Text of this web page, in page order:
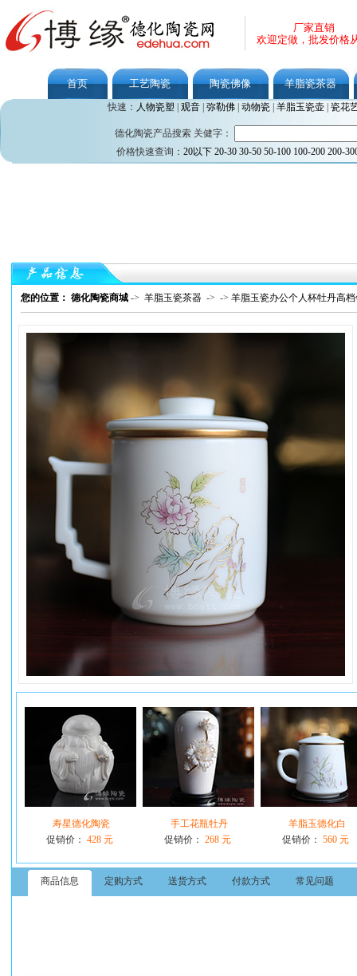
厂家直销
欢迎定做，批发价格
首页 工艺陶瓷 陶瓷佛像 羊脂瓷茶器
快速： 人物瓷塑 观音| 弥勒佛| 动物瓷| 羊脂玉瓷壶| 瓷花
德化陶瓷产品搜索 关健字：
价格快速查询： 20以下 20-30 30-50 50-100 100-200 200-
您的位置： 德化陶瓷商城 -> 羊脂玉瓷茶器 -> -> 羊脂玉瓷办公个人杯牡丹高
寿星德化陶瓷
促销价： 428 元
手工花瓶牡丹
促销价： 268 元
羊脂玉德化白
促销价： 560 元
商品信息 定购方式 送货方式 付款方式 常见问题